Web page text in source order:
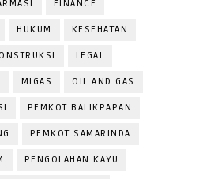
FINANCE
HUKUM KESEHATAN
LEGAL
MIGAS OIL AND GAS
PEMKOT BALIKPAPAN
PEMKOT SAMARINDA
PENGOLAHAN KAYU